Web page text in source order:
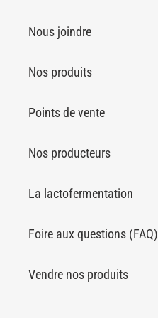
Nous joindre
Nos produits
Points de vente
Nos producteurs
La lactofermentation
Foire aux questions (FAQ)
Vendre nos produits